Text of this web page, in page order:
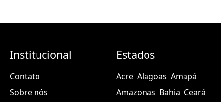
Institucional
Contato
Sobre nós
Estados
Acre Alagoas Amapá
Amazonas Bahia Ceará